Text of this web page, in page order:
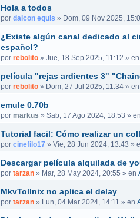
Hola a todos
por daicon equis » Dom, 09 Nov 2025,
¿Existe algún canal dedicado al
español?
por rebolito» Jue, 18 Sep 2025, 11:12 » en
película "rejas ardientes 3"
por rebolito» Dom, 27 Jul 2025, 11:34» en
emule 0.70b
por markus » Sab, 17 Ago 2024, 18:53 » en
Tutorial facil: Cómo realizar un
por cinefilo17 » Vie, 28 Jun 2024, 13:43 »
Descargar película alquilada de
por tarzan» Mar, 28 May 2024, 20:55 » en
MkvTollnix no aplica el delay
por tarzan» Lun, 04 Mar 2024, 14:11 » en